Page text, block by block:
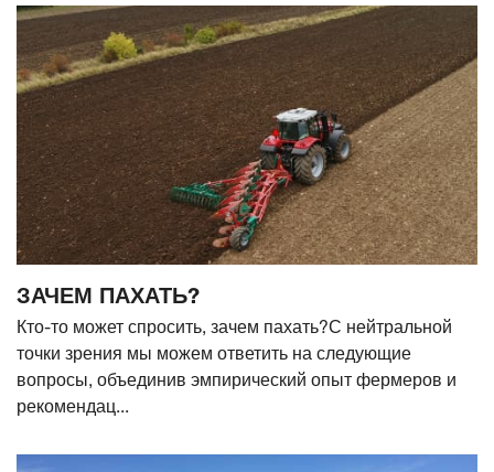
ЗАЧЕМ ПАХАТЬ?
Кто-то может спросить, зачем пахать?С нейтральной
точки зрения мы можем ответить на следующие
вопросы, объединив эмпирический опыт фермеров и
рекомендац...